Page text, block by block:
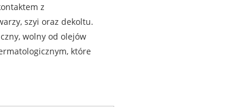
z
szyi oraz dekoltu.
wolny od olejów
które